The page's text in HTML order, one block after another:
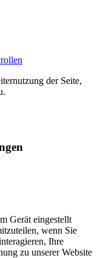
der Seite,
Gerät eingestellt
wenn Sie
Ihre
zu unserer Website